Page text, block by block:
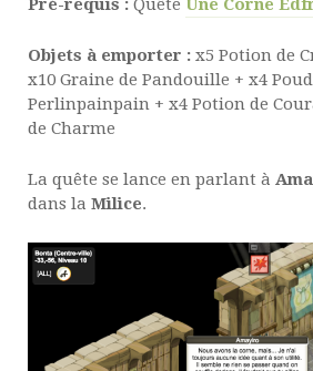
Pré-requis : Quête Une Corne
Objets à emporter : x5 Potion de
x10 Graine de Pandouille + x4
Perlinpainpain + x4 Potion de
de Charme
La quête se lance en parlant à
dans la Milice.